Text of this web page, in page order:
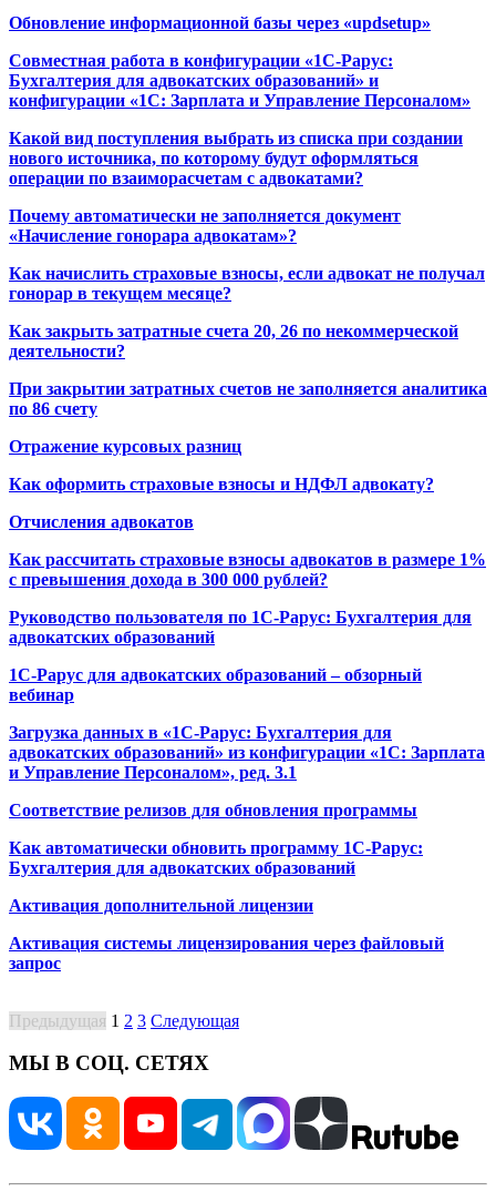
Обновление информационной базы через «updsetup»
Совместная работа в конфигурации «1С-Рарус:
Бухгалтерия для адвокатских образований» и
конфигурации «1С: Зарплата и Управление Персоналом»
Какой вид поступления выбрать из списка при создании
нового источника, по которому будут оформляться
операции по взаиморасчетам с адвокатами?
Почему автоматически не заполняется документ
«Начисление гонорара адвокатам»?
Как начислить страховые взносы, если адвокат не получал
гонорар в текущем месяце?
Как закрыть затратные счета 20, 26 по некоммерческой
деятельности?
При закрытии затратных счетов не заполняется аналитика
по 86 счету
Отражение курсовых разниц
Как оформить страховые взносы и НДФЛ адвокату?
Отчисления адвокатов
Как рассчитать страховые взносы адвокатов в размере 1%
с превышения дохода в 300 000 рублей?
Руководство пользователя по 1С-Рарус: Бухгалтерия для
адвокатских образований
1С-Рарус для адвокатских образований – обзорный
вебинар
Загрузка данных в «1С-Рарус: Бухгалтерия для
адвокатских образований» из конфигурации «1С: Зарплата
и Управление Персоналом», ред. 3.1
Соответствие релизов для обновления программы
Как автоматически обновить программу 1С-Рарус:
Бухгалтерия для адвокатских образований
Активация дополнительной лицензии
Активация системы лицензирования через файловый
запрос
Предыдущая 1 2 3 Следующая
МЫ В СОЦ. СЕТЯХ